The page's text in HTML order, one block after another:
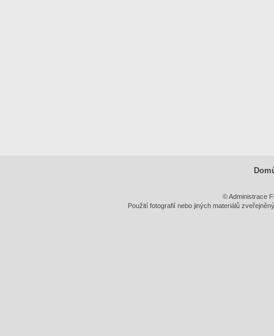
© Administrace
Použití fotografií nebo jiných materiálů